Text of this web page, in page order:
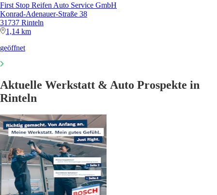
First Stop Reifen Auto Service GmbH
Konrad-Adenauer-Straße 38
31737 Rinteln
1,14 km
geöffnet
Aktuelle Werkstatt & Auto Prospekte in
Rinteln